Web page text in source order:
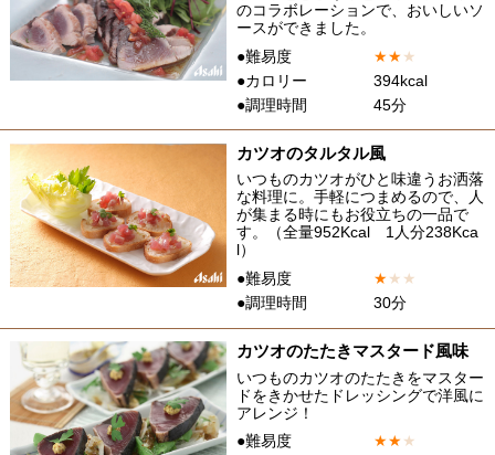
のコラボレーションで、おいしいソ
ースができました。
●難易度
★★★
●カロリー
394kcal
●調理時間
45分
カツオのタルタル風
いつものカツオがひと味違うお洒落
な料理に。手軽につまめるので、人
が集まる時にもお役立ちの一品で
す。（全量952Kcal 1人分238Kca
l）
●難易度
★★ ★
●調理時間
30分
カツオのたたきマスタード風味
いつものカツオのたたきをマスター
ドをきかせたドレッシングで洋風に
アレンジ！
●難易度
★★★